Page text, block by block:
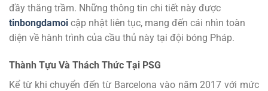
đầy thăng trầm. Những thông tin chi tiết này được
tinbongdamoi cập nhật liên tục, mang đến cái nhìn toàn
diện về hành trình của cầu thủ này tại đội bóng Pháp.
Thành Tựu Và Thách Thức Tại PSG
Kể từ khi chuyển đến từ Barcelona vào năm 2017 với mức